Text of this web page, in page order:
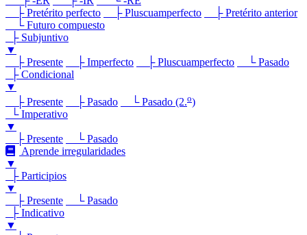
├ Pretérito perfecto
├ Pluscuamperfecto
├ Pretérito anterior
└ Futuro compuesto
├ Subjuntivo
▼
├ Presente
├ Imperfecto ├ Pluscuamperfecto
└ Pasado
├ Condicional
▼
├ Presente
├ Pasado └ Pasado (2.o)
└ Imperativo
▼
├ Presente
└ Pasado
Aprende irregularidades
▼
├ Participios
▼
├ Presente
└ Pasado
├ Indicativo
▼